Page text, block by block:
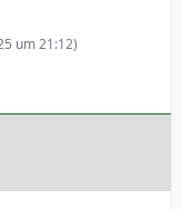
um 21:12)